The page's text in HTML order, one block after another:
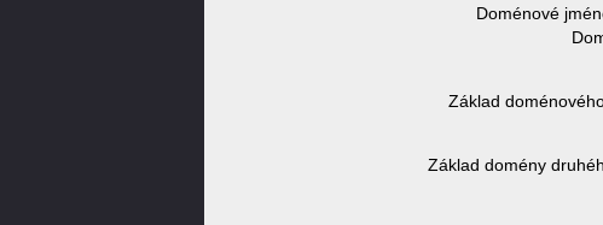
Doménové
Základ
Základ domény